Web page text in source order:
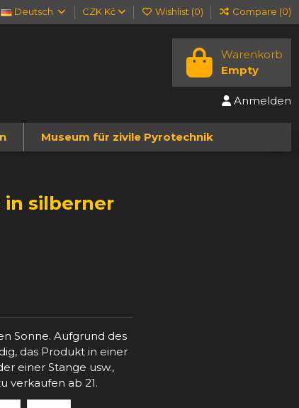
Deutsch CZK Kč Wishlist (0) Compare (0)
Warenkorb
Empty
Anmelden
Museum für zivile Pyrotechnik
in silberner
Sonne. Aufgrund des
das Produkt in einer
einer Stange usw.,
verkaufen ab 21.